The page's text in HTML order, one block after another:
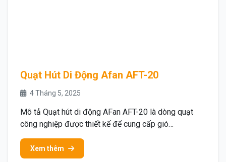
Quạt Hút Di Động Afan AFT-20
4 Tháng 5, 2025
Mô tả Quạt hút di động AFan AFT-20 là dòng quạt
công nghiệp được thiết kế để cung cấp gió…
Xem thêm